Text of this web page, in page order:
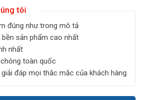
tôi
đúng như trong mô tả
sản phẩm cao nhất
nhất
toàn quốc
đáp mọi thắc mắc của khách hàng